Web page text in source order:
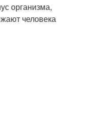
организма,
человека